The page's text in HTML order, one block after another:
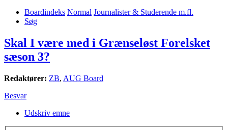
Boardindeks Normal Journalister & Studerende m.fl.
Søg
Skal I være med i Grænseløst Forelsket
sæson 3?
Redaktører: ZB, AUG Board
Besvar
Udskriv emne